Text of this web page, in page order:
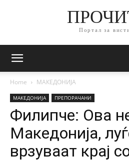
Портал за
Home МАКЕДОНИЈА
МАКЕДОНИЈА ПРЕПОРАЧАНИ
Филипче: Ова
Македонија,
врзуваат крај